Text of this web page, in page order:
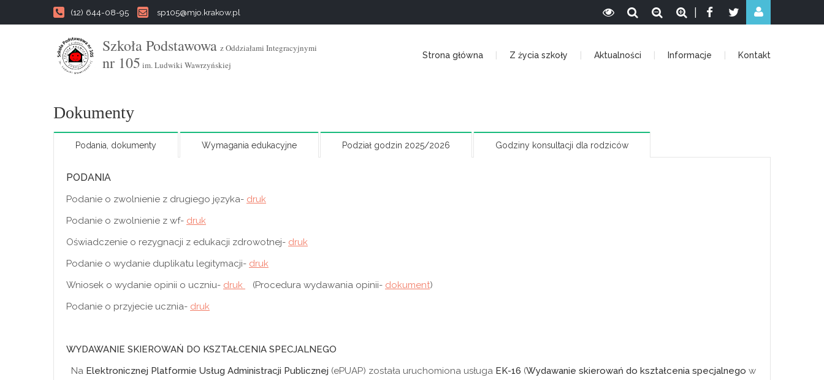
(12) 644-08-95 sp105@mjo.krakow.pl
Szkoła Podstawowa z Oddziałami Integracyjnymi
nr 105 im. Ludwiki Wawrzyńskiej
Strona główna Z życia szkoły Aktualności Informacje Kontakt
Dokumenty
Podania, dokumenty Wymagania edukacyjne Podział godzin 2025/2026 Godziny konsultacji dla rodziców
PODANIA
Podanie o zwolnienie z drugiego języka- druk
Podanie o zwolnienie z wf- druk
Oświadczenie o rezygnacji z edukacji zdrowotnej- druk
Podanie o wydanie duplikatu legitymacji- druk
Wniosek o wydanie opinii o uczniu- druk (Procedura wydawania opinii- dokument)
Podanie o przyjecie ucznia- druk
WYDAWANIE SKIEROWAŃ DO KSZTAŁCENIA SPECJALNEGO
Na Elektronicznej Platformie Usług Administracji Publicznej (ePUAP) została uruchomiona usługa EK-16 (Wydawanie skierowań do kształcenia specjalnego w